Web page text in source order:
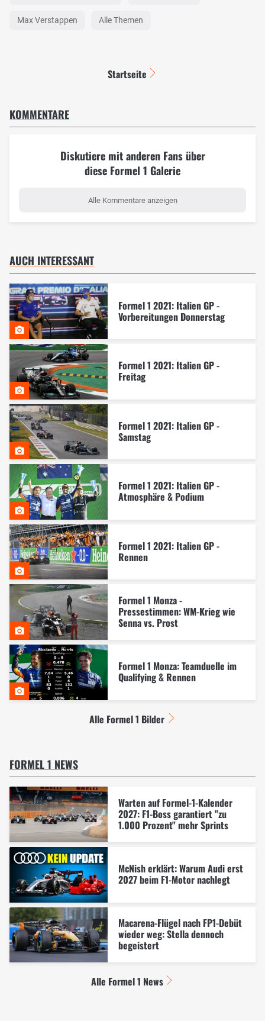
Max Verstappen Alle Themen
Startseite
KOMMENTARE
Diskutiere mit anderen Fans über
diese Formel 1 Galerie
Alle Kommentare anzeigen
AUCH INTERESSANT
Formel 1 2021: Italien GP -
Vorbereitungen Donnerstag
Formel 1 2021: Italien GP -
Freitag
Formel 1 2021: Italien GP -
Samstag
Formel 1 2021: Italien GP -
Atmosphäre & Podium
Formel 1 2021: Italien GP -
Rennen
Formel 1 Monza -
Pressestimmen: WM-Krieg wie
Senna vs. Prost
Formel 1 Monza: Teamduelle im
Qualifying & Rennen
Alle Formel 1 Bilder
FORMEL 1 NEWS
Warten auf Formel-1-Kalender
2027: F1-Boss garantiert "zu
1.000 Prozent" mehr Sprints
McNish erklärt: Warum Audi erst
2027 beim F1-Motor nachlegt
Macarena-Flügel nach FP1-Debüt
wieder weg: Stella dennoch
begeistert
Alle Formel 1 News